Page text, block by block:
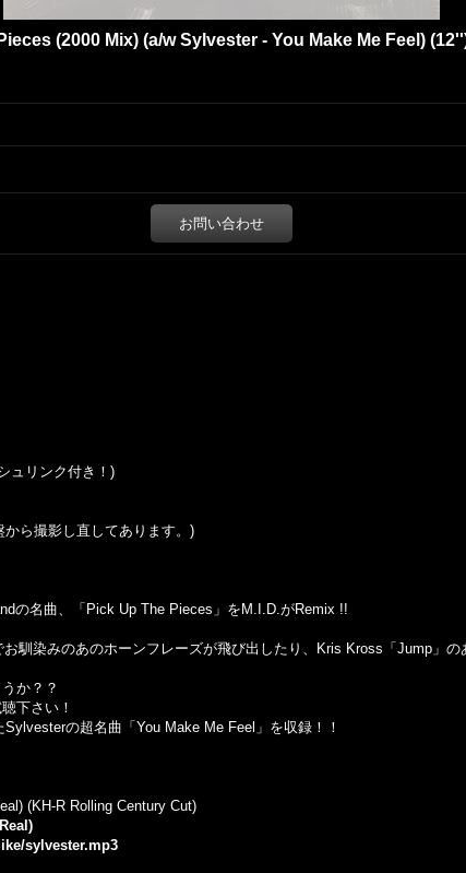
(2000 Mix) (a/w Sylvester - You Make Me Feel)
お問い合わせ
ュリンク付き！)
ら撮影し直してあります。 )
の名曲、「Pick Up The Pieces」をM.I.D.がRemix !!
馴染みのあのホーンフレーズが飛び出したり、Kris Kross「Jump」
か？？
下さい！
の超名曲「You Make Me Feel」を収録！！
(KH-R Rolling Century Cut)
sylvester.mp3